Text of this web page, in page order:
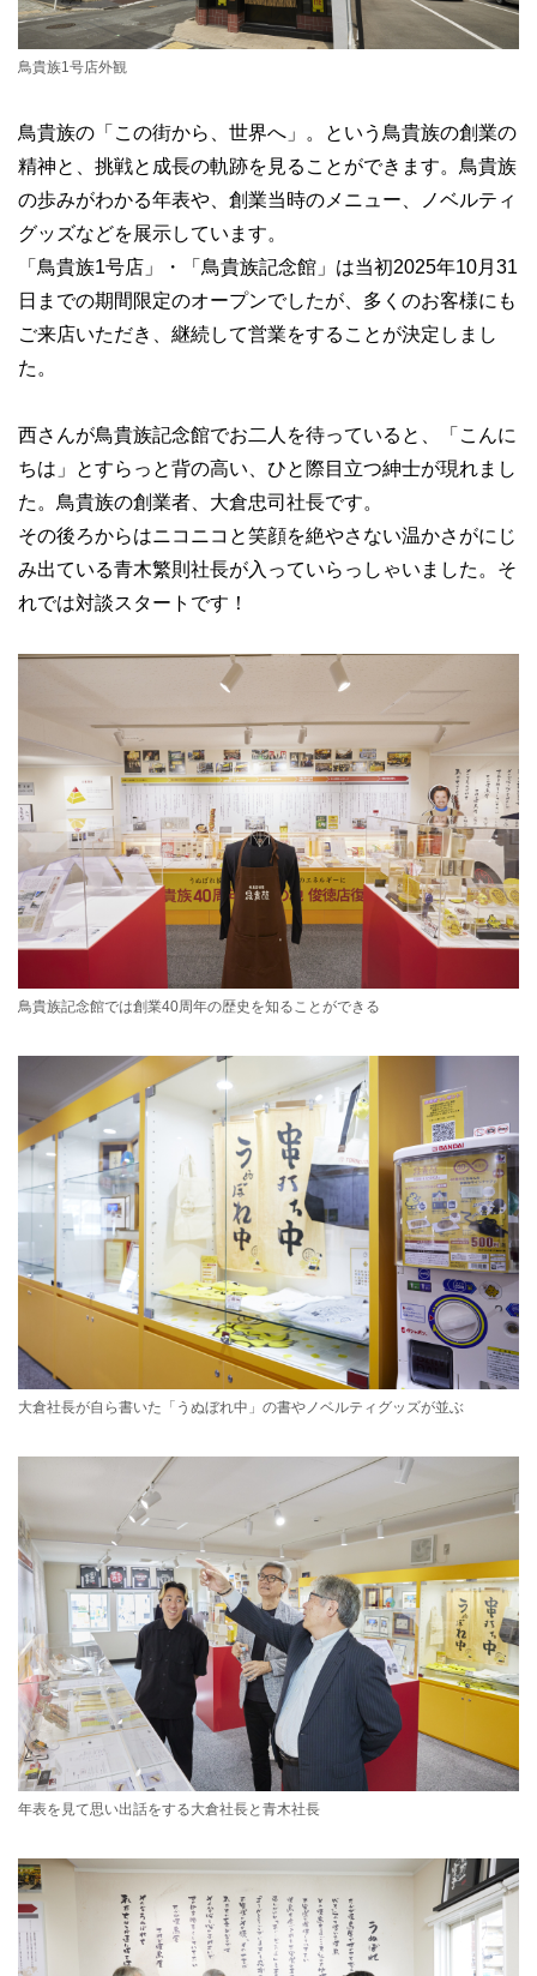
鳥貴族1号店外観
鳥貴族の「この街から、世界へ」。という鳥貴族の創業の
精神と、挑戦と成長の軌跡を見ることができます。鳥貴族
の歩みがわかる年表や、創業当時のメニュー、ノベルティ
グッズなどを展示しています。
「鳥貴族1号店」・「鳥貴族記念館」は当初2025年10月31
日までの期間限定のオープンでしたが、多くのお客様にも
ご来店いただき、継続して営業をすることが決定しまし
た。
西さんが鳥貴族記念館でお二人を待っていると、「こんに
ちは」とすらっと背の高い、ひと際目立つ紳士が現れまし
た。鳥貴族の創業者、大倉忠司社長です。
その後ろからはニコニコと笑顔を絶やさない温かさがにじ
み出ている青木繁則社長が入っていらっしゃいました。そ
れでは対談スタートです！
鳥貴族記念館では創業40周年の歴史を知ることができる
大倉社長が自ら書いた「うぬぼれ中」の書やノベルティグッズが並ぶ
年表を見て思い出話をする大倉社長と青木社長